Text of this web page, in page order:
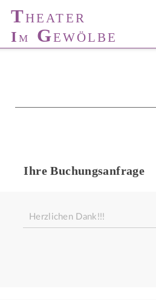
THEATER
IM GEWÖLBE
Ihre Buchungsanfrage